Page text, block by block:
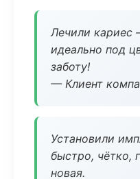
Лечили кариес
идеально под
заботу!
— Клиент
Установили
быстро, чётко,
новая.